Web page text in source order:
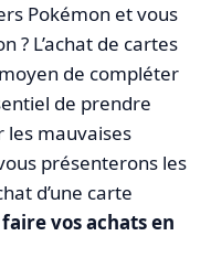
Pokémon et vous
? L’achat de cartes
de compléter
de prendre
les mauvaises
présenterons les
d’une carte
faire vos achats en